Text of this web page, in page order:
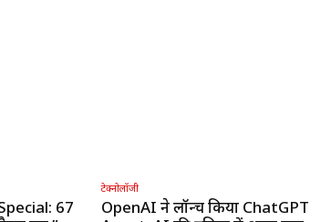
67
टेक्नोलॉजी
OpenAI ने लॉन्च किया ChatGPT